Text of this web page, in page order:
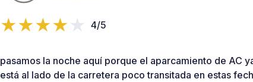
4/5
pasamos la noche aquí porque el aparcamiento de AC
está al lado de la carretera poco transitada en estas